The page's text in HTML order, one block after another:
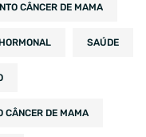
CÂNCER DE MAMA
SAÚDE
CÂNCER DE MAMA